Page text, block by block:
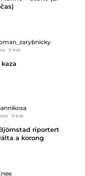
9 éve
9 éve
riportert
a korong